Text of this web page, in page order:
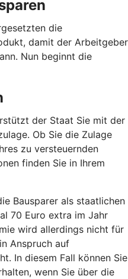
die
damit der Arbeitgeber
Nun beginnt die
der Staat Sie mit der
Ob Sie die Zulage
zu versteuernden
finden Sie in Ihrem
Bausparer als staatlichen
70 Euro extra im Jahr
wird allerdings nicht für
Anspruch auf
In diesem Fall können Sie
wenn Sie über die